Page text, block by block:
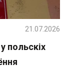
польскіх
21.07.2026